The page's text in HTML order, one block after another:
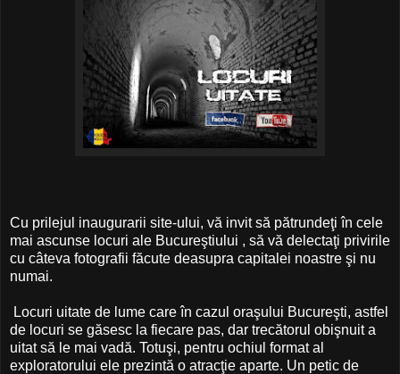
Cu prilejul inaugurarii site-ului, vă invit să pătrundeţi în cele
mai ascunse locuri ale Bucureştiului , să vă delectaţi privirile
cu câteva fotografii făcute deasupra capitalei noastre şi nu
numai.
Locuri uitate de lume care în cazul oraşului Bucureşti, astfel
de locuri se găsesc la fiecare pas, dar trecătorul obişnuit a
uitat să le mai vadă. Totuşi, pentru ochiul format al
exploratorului ele prezintă o atracţie aparte. Un petic de